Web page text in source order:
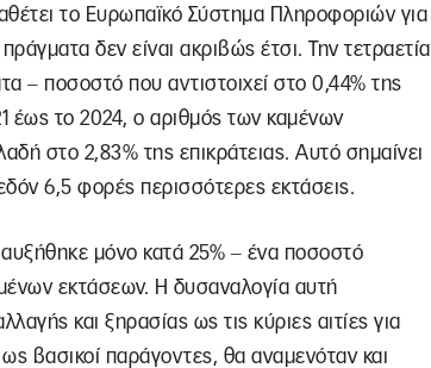
το Ευρωπαϊκό Σύστημα Πληροφοριών για
δεν είναι ακριβώς έτσι. Την τετραετία
‒ ποσοστό που αντιστοιχεί στο 0,44% της
έως το 2024, ο αριθμός των καμένων
στο 2,83% της επικράτειας. Αυτό σημαίνει
6,5 φορές περισσότερες εκτάσεις.
μόνο κατά 25% ‒ ένα ποσοστό
εκτάσεων. Η δυσαναλογία αυτή
και ξηρασίας ως τις κύριες αιτίες για
βασικοί παράγοντες, θα αναμενόταν και